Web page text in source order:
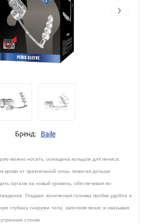
›
Бренд: Baile
можно носить, оснащена кольцом для пениса,
крови от эректильной зоны, помогая дольше
оргазм на новый уровень, обеспечивая по-
Гладкая, коническая головка пробки удобно и
глубину снаружи тела, заполняя пенис и оказывая
стенки.